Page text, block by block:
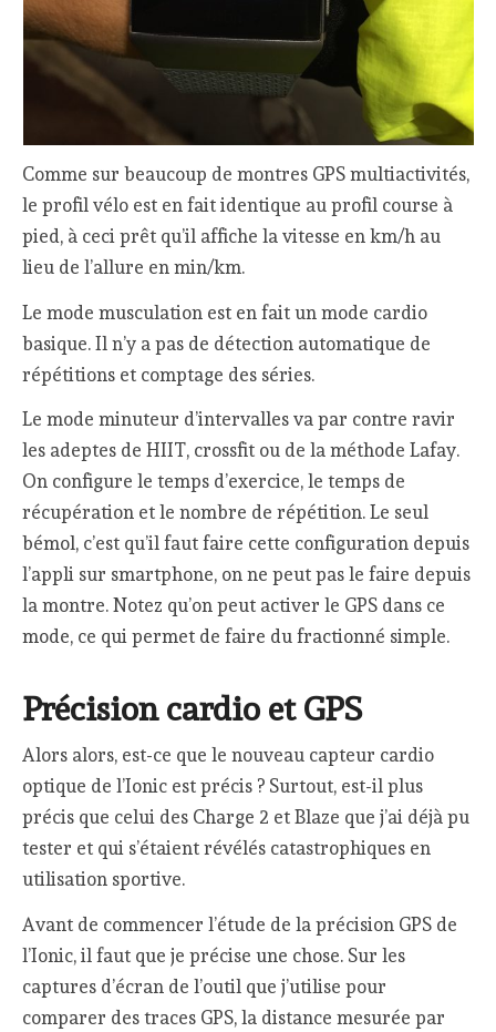
Comme sur beaucoup de montres GPS multiactivités,
le profil vélo est en fait identique au profil course à
pied, à ceci prêt qu’il affiche la vitesse en km/h au
lieu de l’allure en min/km.
Le mode musculation est en fait un mode cardio
basique. Il n’y a pas de détection automatique de
répétitions et comptage des séries.
Le mode minuteur d’intervalles va par contre ravir
les adeptes de HIIT, crossfit ou de la méthode Lafay.
On configure le temps d’exercice, le temps de
récupération et le nombre de répétition. Le seul
bémol, c’est qu’il faut faire cette configuration depuis
l’appli sur smartphone, on ne peut pas le faire depuis
la montre. Notez qu’on peut activer le GPS dans ce
mode, ce qui permet de faire du fractionné simple.
Précision cardio et GPS
Alors alors, est-ce que le nouveau capteur cardio
optique de l’Ionic est précis ? Surtout, est-il plus
précis que celui des Charge 2 et Blaze que j’ai déjà pu
tester et qui s’étaient révélés catastrophiques en
utilisation sportive.
Avant de commencer l’étude de la précision GPS de
l’Ionic, il faut que je précise une chose. Sur les
captures d’écran de l’outil que j’utilise pour
comparer des traces GPS, la distance mesurée par